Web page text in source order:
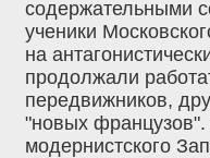
содержательными
ученики
на
продолжали
передвижников,
"новых
модернистского